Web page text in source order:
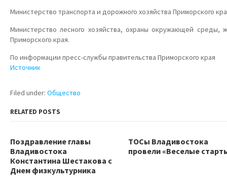
Министерство транспорта и дорожного хозяйства Приморского
Министерство лесного хозяйства, охраны окружающей среды,
Приморского края.
По информации пресс-службы правительства Приморского края
Источник
Filed under: Общество
RELATED POSTS
Поздравление главы
Владивостока
Константина Шестакова с
Днем физкультурника
ТОСы Владивостока
провели «Веселые